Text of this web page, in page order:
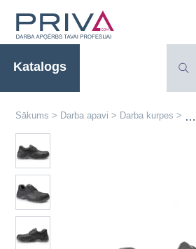
Katalogs
Sākums > Darba apavi > Darba kurpes >